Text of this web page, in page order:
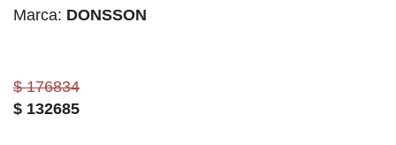
Marca: DONSSON
$ 176834
$ 132685